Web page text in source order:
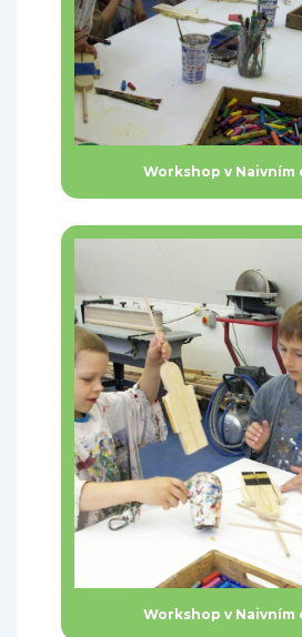
Workshop v Naivním
Workshop v Naivním